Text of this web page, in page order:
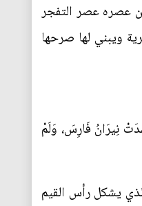
عصره عصر التفجر
ويبني لها صرحها
نِيرَانُ فَارِسَ، وَلَمْ
يشكل رأس القيم